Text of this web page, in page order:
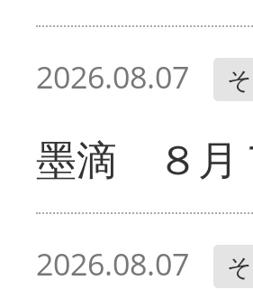
2026.08.07
墨滴 ８月
2026.08.07